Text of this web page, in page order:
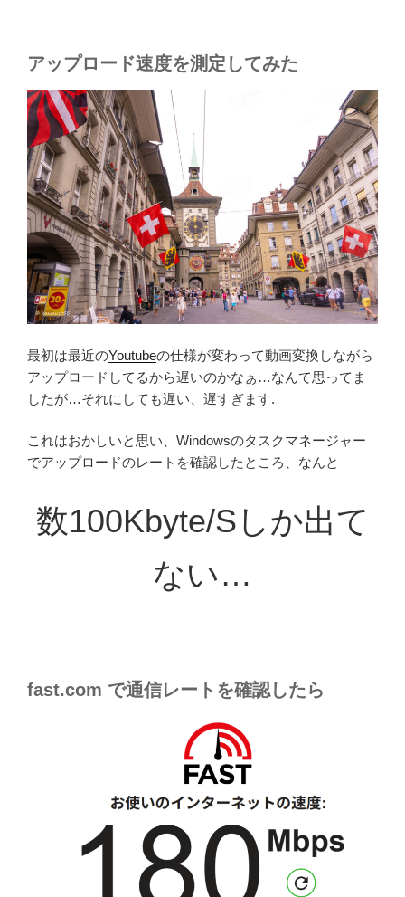
アップロード速度を測定してみた
最初は最近のYoutubeの仕様が変わって動画変換しながら
アップロードしてるから遅いのかなぁ…なんて思ってま
したが…それにしても遅い、遅すぎます.
これはおかしいと思い、Windowsのタスクマネージャー
でアップロードのレートを確認したところ、なんと
数100Kbyte/Sしか出て
ない…
fast.com で通信レートを確認したら